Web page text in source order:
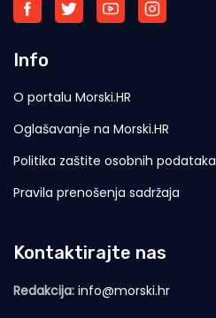
Info
O portalu Morski.HR
Oglašavanje na Morski.HR
Politika zaštite osobnih podataka
Pravila prenošenja sadržaja
Kontaktirajte nas
Redakcija: info@morski.hr